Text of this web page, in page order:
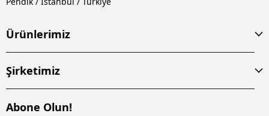
Ürünlerimiz
Şirketimiz
Abone Olun!